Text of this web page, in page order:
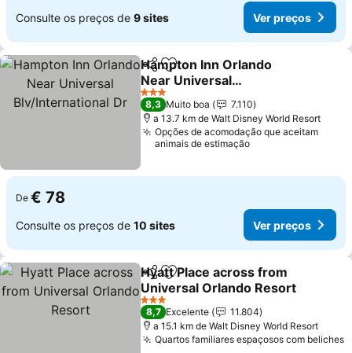
Consulte os preços de 9 sites Ver preços
PartilharAdicionar aos favoritos
Hampton Inn Orlando
Near Universal
Blv/International Dr
Ver preços
3 Estrelas
8,3 Muito boa
7.110
a 13.7 km de Walt Disney World Resort
Opções de acomodação que aceitam
animais de estimação
De € 78
Consulte os preços de 10 sites Ver preços
PartilharAdicionar aos favoritos
Hyatt Place across from
Universal Orlando Resort
Ver preços
3 Estrelas
8,7 Excelente
11.804
a 15.1 km de Walt Disney World Resort
Quartos familiares espaçosos com beliches